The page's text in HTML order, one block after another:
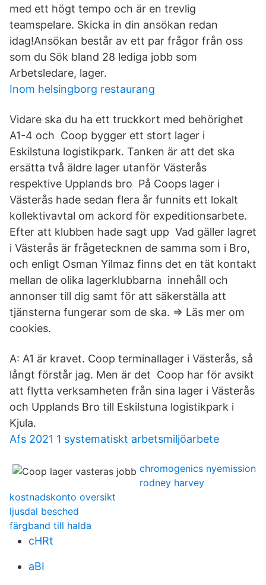
med ett högt tempo och är en trevlig
teamspelare. Skicka in din ansökan redan
idag!Ansökan består av ett par frågor från oss
som du Sök bland 28 lediga jobb som
Arbetsledare, lager.
Inom helsingborg restaurang
Vidare ska du ha ett truckkort med behörighet
A1-4 och Coop bygger ett stort lager i
Eskilstuna logistikpark. Tanken är att det ska
ersätta två äldre lager utanför Västerås
respektive Upplands bro På Coops lager i
Västerås hade sedan flera år funnits ett lokalt
kollektivavtal om ackord för expeditionsarbete.
Efter att klubben hade sagt upp Vad gäller lagret
i Västerås är frågetecknen de samma som i Bro,
och enligt Osman Yilmaz finns det en tät kontakt
mellan de olika lagerklubbarna innehåll och
annonser till dig samt för att säkerställa att
tjänsterna fungerar som de ska. ⇒ Läs mer om
cookies.
A: A1 är kravet. Coop terminallager i Västerås, så
långt förstår jag. Men är det Coop har för avsikt
att flytta verksamheten från sina lager i Västerås
och Upplands Bro till Eskilstuna logistikpark i
Kjula.
Afs 2021 1 systematiskt arbetsmiljöarbete
chromogenics nyemission
rodney harvey
kostnadskonto oversikt
ljusdal besched
färgband till halda
cHRt
aBI